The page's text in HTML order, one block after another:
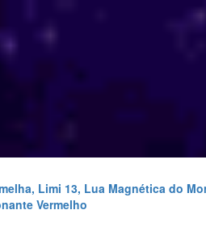
Limi 13, Lua Magnética do
Vermelho